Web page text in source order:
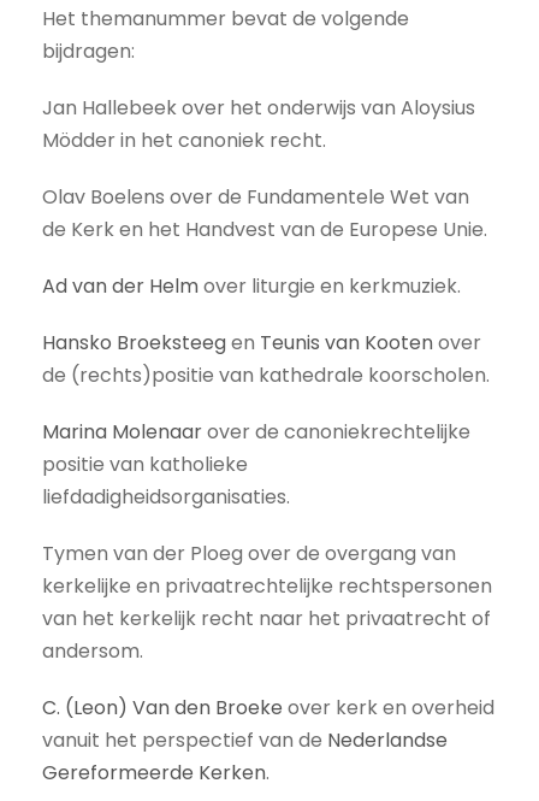
Het themanummer bevat de volgende
bijdragen:
Jan Hallebeek over het onderwijs van Aloysius
Mödder in het canoniek recht.
Olav Boelens over de Fundamentele Wet van
de Kerk en het Handvest van de Europese Unie.
Ad van der Helmover liturgie en kerkmuziek.
Hansko Broeksteegen Teunis van Kootenover
de (rechts)positie van kathedrale koorscholen.
Marina Molenaarover de canoniekrechtelijke
positie van katholieke
liefdadigheidsorganisaties.
Tymen van der Ploeg over de overgang van
kerkelijke en privaatrechtelijke rechtspersonen
van het kerkelijk recht naar het privaatrecht of
andersom.
C. (Leon) Van den Broeke over kerk en overheid
vanuit het perspectief van de Nederlandse
Gereformeerde Kerken.